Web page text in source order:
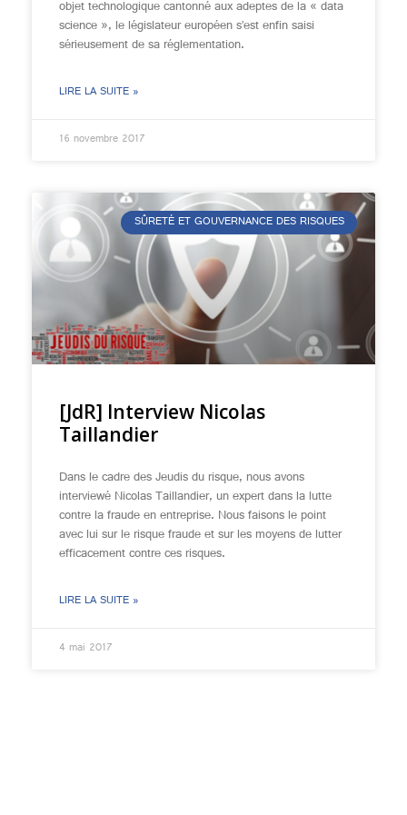
objet technologique cantonné aux adeptes de la « data
science », le législateur européen s’est enfin saisi
sérieusement de sa réglementation.
LIRE LA SUITE »
16 novembre 2017
SÛRETÉ ET GOUVERNANCE DES RISQUES
[JdR] Interview Nicolas
Taillandier
Dans le cadre des Jeudis du risque, nous avons
interviewé Nicolas Taillandier, un expert dans la lutte
contre la fraude en entreprise. Nous faisons le point
avec lui sur le risque fraude et sur les moyens de lutter
efficacement contre ces risques.
LIRE LA SUITE »
4 mai 2017